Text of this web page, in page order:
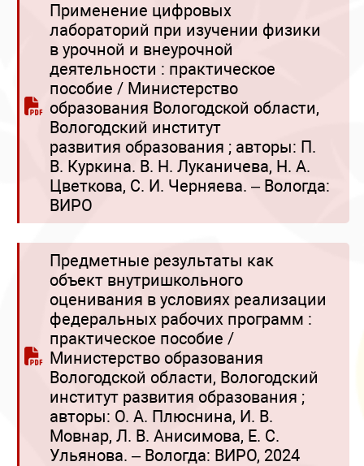
Применение цифровых
лабораторий при изучении физики
в урочной и внеурочной
деятельности : практическое
пособие / Министерство
образования Вологодской области,
Вологодский институт
развития образования ; авторы: П.
В. Куркина. В. Н. Луканичева, Н. А.
Цветкова, С. И. Черняева. – Вологда:
ВИРО
Предметные результаты как
объект внутришкольного
оценивания в условиях реализации
федеральных рабочих программ :
практическое пособие /
Министерство образования
Вологодской области, Вологодский
институт развития образования ;
авторы: О. А. Плюснина, И. В.
Мовнар, Л. В. Анисимова, Е. С.
Ульянова. – Вологда: ВИРО, 2024